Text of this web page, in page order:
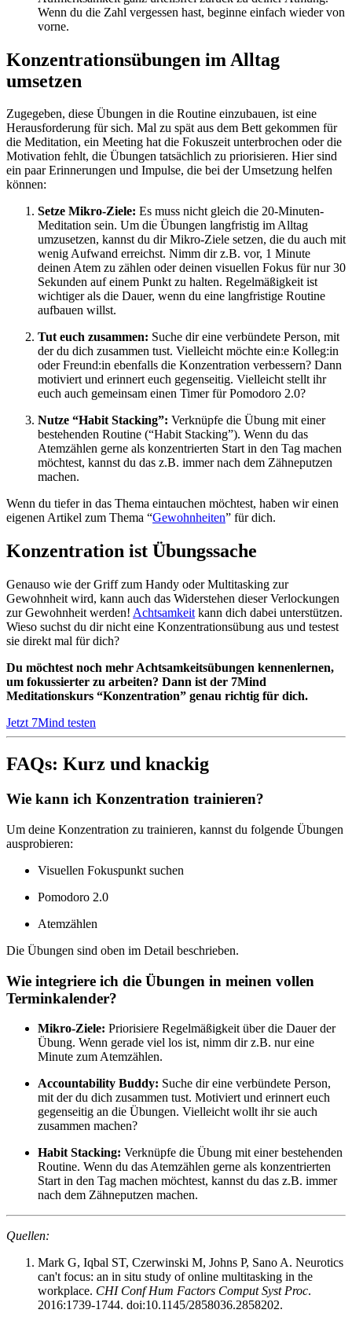
Wenn du die Zahl vergessen hast, beginne einfach wieder von
vorne.
Konzentrationsübungen im Alltag
umsetzen
Zugegeben, diese Übungen in die Routine einzubauen, ist eine
Herausforderung für sich. Mal zu spät aus dem Bett gekommen für
die Meditation, ein Meeting hat die Fokuszeit unterbrochen oder die
Motivation fehlt, die Übungen tatsächlich zu priorisieren. Hier sind
ein paar Erinnerungen und Impulse, die bei der Umsetzung helfen
können:
Setze Mikro-Ziele: Es muss nicht gleich die 20-Minuten-
Meditation sein. Um die Übungen langfristig im Alltag
umzusetzen, kannst du dir Mikro-Ziele setzen, die du auch mit
wenig Aufwand erreichst. Nimm dir z.B. vor, 1 Minute
deinen Atem zu zählen oder deinen visuellen Fokus für nur 30
Sekunden auf einem Punkt zu halten. Regelmäßigkeit ist
wichtiger als die Dauer, wenn du eine langfristige Routine
aufbauen willst.
Tut euch zusammen: Suche dir eine verbündete Person, mit
der du dich zusammen tust. Vielleicht möchte ein:e Kolleg:in
oder Freund:in ebenfalls die Konzentration verbessern? Dann
motiviert und erinnert euch gegenseitig. Vielleicht stellt ihr
euch auch gemeinsam einen Timer für Pomodoro 2.0?
Nutze “Habit Stacking”: Verknüpfe die Übung mit einer
bestehenden Routine (“Habit Stacking”). Wenn du das
Atemzählen gerne als konzentrierten Start in den Tag machen
möchtest, kannst du das z.B. immer nach dem Zähneputzen
machen.
Wenn du tiefer in das Thema eintauchen möchtest, haben wir einen
eigenen Artikel zum Thema “Gewohnheiten” für dich.
Konzentration ist Übungssache
Genauso wie der Griff zum Handy oder Multitasking zur
Gewohnheit wird, kann auch das Widerstehen dieser Verlockungen
zur Gewohnheit werden! Achtsamkeit kann dich dabei unterstützen.
Wieso suchst du dir nicht eine Konzentrationsübung aus und testest
sie direkt mal für dich?
Du möchtest noch mehr Achtsamkeitsübungen kennenlernen,
um fokussierter zu arbeiten? Dann ist der 7Mind
Meditationskurs “Konzentration” genau richtig für dich.
Jetzt 7Mind testen
FAQs: Kurz und knackig
Wie kann ich Konzentration trainieren?
Um deine Konzentration zu trainieren, kannst du folgende Übungen
ausprobieren:
Visuellen Fokuspunkt suchen
Pomodoro 2.0
Atemzählen
Die Übungen sind oben im Detail beschrieben.
Wie integriere ich die Übungen in meinen vollen
Terminkalender?
Mikro-Ziele: Priorisiere Regelmäßigkeit über die Dauer der
Übung. Wenn gerade viel los ist, nimm dir z.B. nur eine
Minute zum Atemzählen.
Accountability Buddy: Suche dir eine verbündete Person,
mit der du dich zusammen tust. Motiviert und erinnert euch
gegenseitig an die Übungen. Vielleicht wollt ihr sie auch
zusammen machen?
Habit Stacking: Verknüpfe die Übung mit einer bestehenden
Routine. Wenn du das Atemzählen gerne als konzentrierten
Start in den Tag machen möchtest, kannst du das z.B. immer
nach dem Zähneputzen machen.
Quellen:
Mark G, Iqbal ST, Czerwinski M, Johns P, Sano A. Neurotics
can't focus: an in situ study of online multitasking in the
workplace. CHI Conf Hum Factors Comput Syst Proc.
2016:1739-1744. doi:10.1145/2858036.2858202.